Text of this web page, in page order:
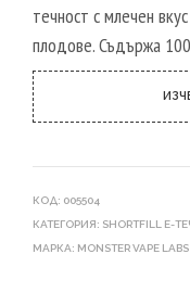
течност с млечен
плодове. Съдържа
КОД: 005504
КАТЕГОРИЯ: SHORTFILL Е-
МАРКА: MONSTER VAPE LABS